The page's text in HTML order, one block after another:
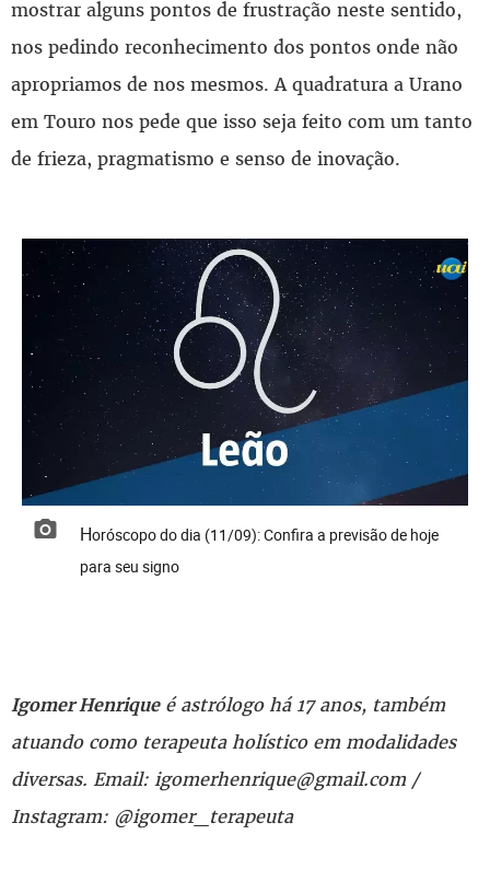
mostrar alguns pontos de frustração neste sentido,
nos pedindo reconhecimento dos pontos onde não
apropriamos de nos mesmos. A quadratura a Urano
em Touro nos pede que isso seja feito com um tanto
de frieza, pragmatismo e senso de inovação.
Horóscopo do dia (11/09): Confira a previsão de hoje
para seu signo
Igomer Henriqueé astrólogo há 17 anos, também
atuando como terapeuta holístico em modalidades
diversas. Email: igomerhenrique@gmail.com /
Instagram: @igomer_terapeuta